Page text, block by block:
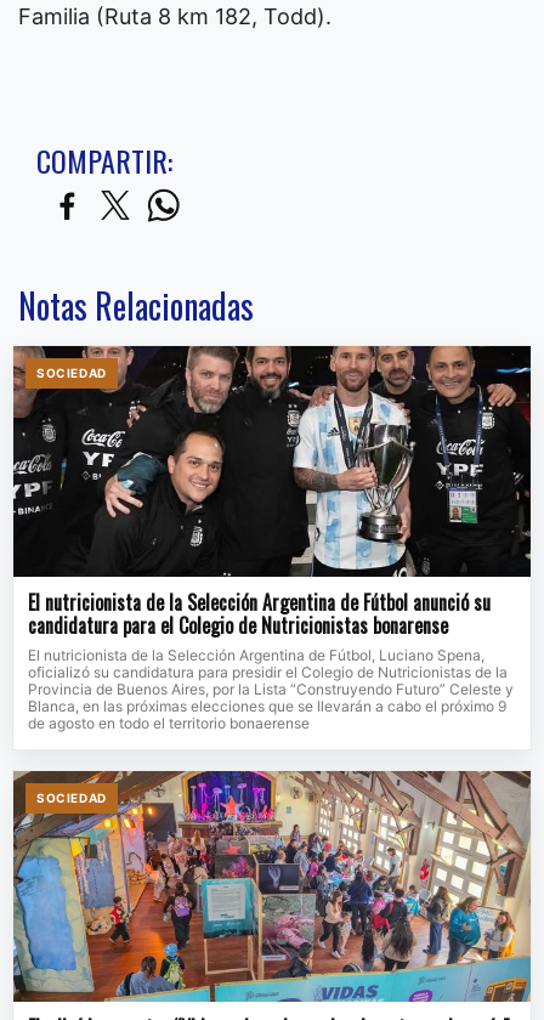
Familia (Ruta 8 km 182, Todd).
COMPARTIR:
Notas Relacionadas
SOCIEDAD
El nutricionista de la Selección Argentina de Fútbol anunció su
candidatura para el Colegio de Nutricionistas bonarense
El nutricionista de la Selección Argentina de Fútbol, Luciano Spena,
oficializó su candidatura para presidir el Colegio de Nutricionistas de la
Provincia de Buenos Aires, por la Lista “Construyendo Futuro” Celeste y
Blanca, en las próximas elecciones que se llevarán a cabo el próximo 9
de agosto en todo el territorio bonaerense
SOCIEDAD